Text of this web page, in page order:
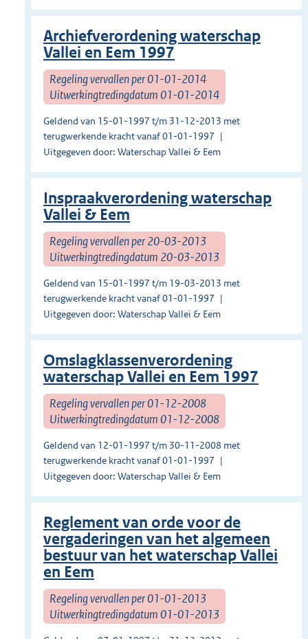
Archiefverordening waterschap
Vallei en Eem 1997
Regeling vervallen per 01-01-2014
Uitwerkingtredingdatum 01-01-2014
Geldend van 15-01-1997 t/m 31-12-2013 met
terugwerkende kracht vanaf 01-01-1997
Uitgegeven door: Waterschap Vallei & Eem
Inspraakverordening waterschap
Vallei & Eem
Regeling vervallen per 20-03-2013
Uitwerkingtredingdatum 20-03-2013
Geldend van 15-01-1997 t/m 19-03-2013 met
terugwerkende kracht vanaf 01-01-1997
Uitgegeven door: Waterschap Vallei & Eem
Omslagklassenverordening
waterschap Vallei en Eem 1997
Regeling vervallen per 01-12-2008
Uitwerkingtredingdatum 01-12-2008
Geldend van 12-01-1997 t/m 30-11-2008 met
terugwerkende kracht vanaf 01-01-1997
Uitgegeven door: Waterschap Vallei & Eem
Reglement van orde voor de
vergaderingen van het algemeen
bestuur van het waterschap Vallei
en Eem
Regeling vervallen per 01-01-2013
Uitwerkingtredingdatum 01-01-2013